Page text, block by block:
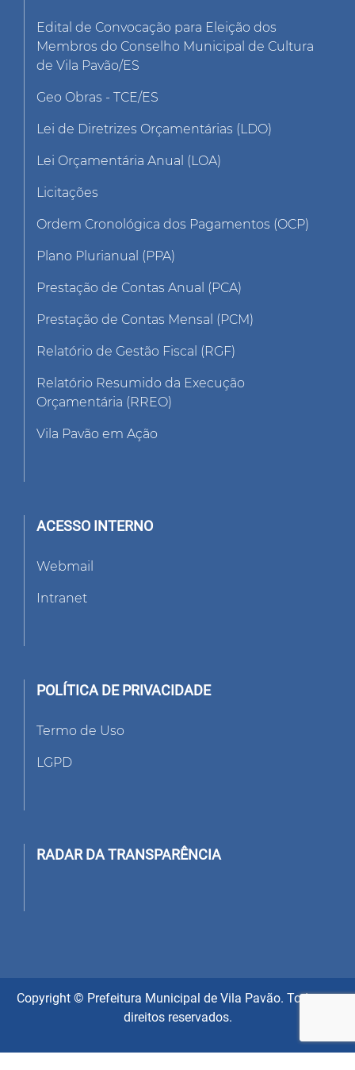
Edital de Convocação para Eleição dos
Membros do Conselho Municipal de Cultura
de Vila Pavão/ES
Geo Obras - TCE/ES
Lei de Diretrizes Orçamentárias (LDO)
Lei Orçamentária Anual (LOA)
Licitações
Ordem Cronológica dos Pagamentos (OCP)
Plano Plurianual (PPA)
Prestação de Contas Anual (PCA)
Prestação de Contas Mensal (PCM)
Relatório de Gestão Fiscal (RGF)
Relatório Resumido da Execução
Orçamentária (RREO)
Vila Pavão em Ação
ACESSO INTERNO
Webmail
Intranet
POLÍTICA DE PRIVACIDADE
Termo de Uso
LGPD
RADAR DA TRANSPARÊNCIA
Copyright © Prefeitura Municipal de Vila Pavão. Todos os
direitos reservados.